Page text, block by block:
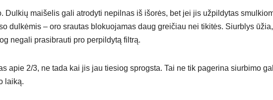
Dulkių maišelis gali atrodyti nepilnas iš išorės, bet jei jis užpildytas
dulkėmis – oro srautas blokuojamas daug greičiau nei tikitės. Siurblys ūžia,
negali prasibrauti pro perpildytą filtrą.
apie 2/3, ne tada kai jis jau tiesiog sprogsta. Tai ne tik pagerina siurbimo
laiką.